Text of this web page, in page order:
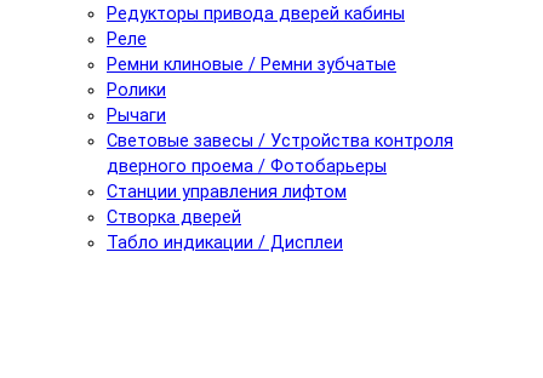
Редукторы привода дверей кабины
Реле
Ремни клиновые / Ремни зубчатые
Ролики
Рычаги
Световые завесы / Устройства контроля
дверного проема / Фотобарьеры
Станции управления лифтом
Створка дверей
Табло индикации / Дисплеи